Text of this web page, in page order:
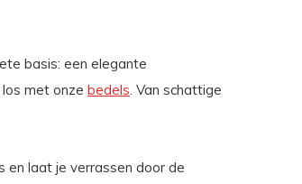
basis: een elegante
met onze bedels. Van schattige
en laat je verrassen door de